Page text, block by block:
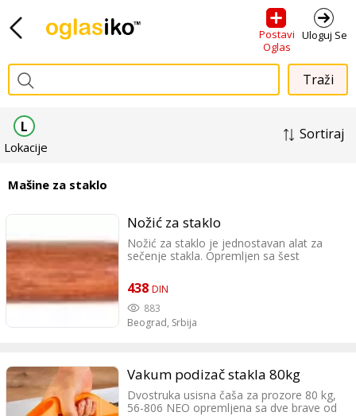
Postavi
Oglas
Uloguj Se
Sortiraj
L
Lokacije
Mašine za staklo
Nožić za staklo
Nožić za staklo je jednostavan alat za
sečenje stakla. Opremljen sa šest
životni vek. Drvena drška dobro leži u ruci,
što upotrebu alata čini ugodnijom
438 DIN
883
Beograd, Srbija
Vakum podizač stakla 80kg
Dvostruka usisna čaša za prozore 80 kg,
56-806 NEO opremljena sa dve brave od